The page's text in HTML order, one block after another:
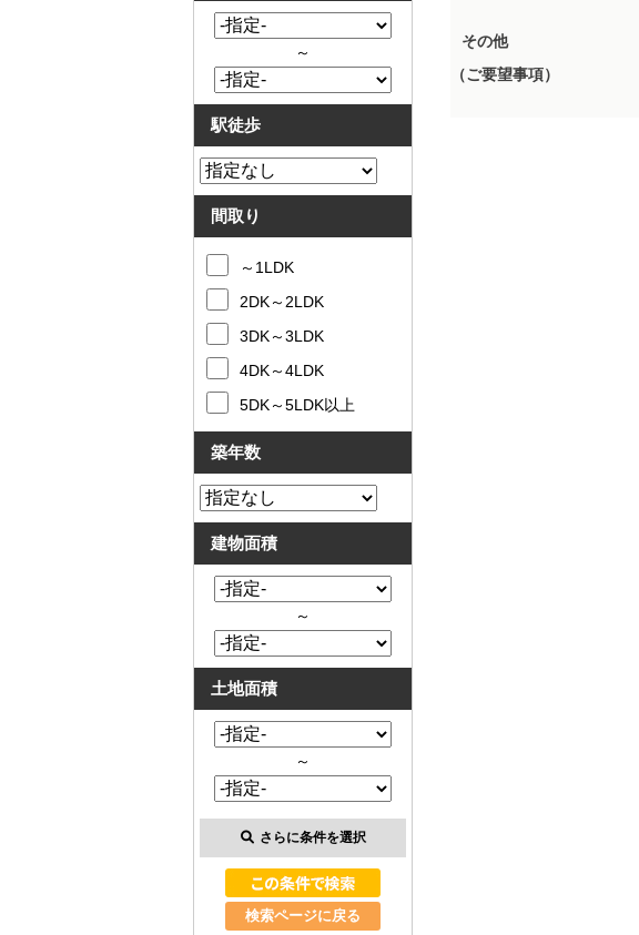
その他
（ご要望事項）
～
駅徒歩
間取り
～1LDK
2DK～2LDK
3DK～3LDK
4DK～4LDK
5DK～5LDK以上
築年数
建物面積
～
土地面積
～
さらに条件を選択
検索ページに戻る